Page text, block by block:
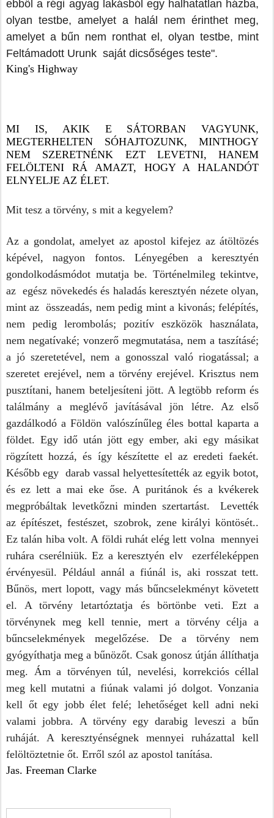
ebből a régi agyag lakásból egy halhatatlan házba,
olyan testbe, amelyet a halál nem érinthet meg,
amelyet a bűn nem ronthat el, olyan testbe, mint
Feltámadott Urunk  saját dicsőséges teste".
King's Highway
MI IS, AKIK E SÁTORBAN VAGYUNK,
MEGTERHELTEN SÓHAJTOZUNK, MINTHOGY
NEM SZERETNÉNK EZT LEVETNI, HANEM
FELÖLTENI RÁ AMAZT, HOGY A HALANDÓT
ELNYELJE AZ ÉLET.
Mit tesz a törvény, s mit a kegyelem?
Az a gondolat, amelyet az apostol kifejez az átöltözés
képével, nagyon fontos. Lényegében a keresztyén
gondolkodásmódot mutatja be. Történelmileg tekintve,
az  egész növekedés és haladás keresztyén nézete olyan,
mint az  összeadás, nem pedig mint a kivonás; felépítés,
nem pedig lerombolás; pozitív eszközök használata,
nem negatívaké; vonzerő megmutatása, nem a taszításé;
a jó szeretetével, nem a gonosszal való riogatással; a
szeretet erejével, nem a törvény erejével. Krisztus nem
pusztítani, hanem beteljesíteni jött. A legtöbb reform és
találmány a meglévő javításával jön létre. Az első
gazdálkodó a Földön valószínűleg éles bottal kaparta a
földet. Egy idő után jött egy ember, aki egy másikat
rögzített hozzá, és így készítette el az eredeti faekét.
Később egy  darab vassal helyettesítették az egyik botot,
és ez lett a mai eke őse. A puritánok és a kvékerek
megpróbáltak levetkőzni minden szertartást.  Levették
az építészet, festészet, szobrok, zene királyi köntösét..
Ez talán hiba volt. A földi ruhát elég lett volna  mennyei
ruhára cserélniük. Ez a keresztyén elv  ezerféleképpen
érvényesül. Például annál a fiúnál is, aki rosszat tett.
Bűnös, mert lopott, vagy más bűncselekményt követett
el. A törvény letartóztatja és börtönbe veti. Ezt a
törvénynek meg kell tennie, mert a törvény célja a
bűncselekmények megelőzése. De a törvény nem
gyógyíthatja meg a bűnözőt. Csak gonosz útján állíthatja
meg. Ám a törvényen túl, nevelési, korrekciós céllal
meg kell mutatni a fiúnak valami jó dolgot. Vonzania
kell őt egy jobb élet felé; lehetőséget kell adni neki
valami jobbra. A törvény egy darabig leveszi a bűn
ruháját. A keresztyénségnek mennyei ruházattal kell
felöltöztetnie őt. Erről szól az apostol tanítása.
Jas. Freeman Clarke